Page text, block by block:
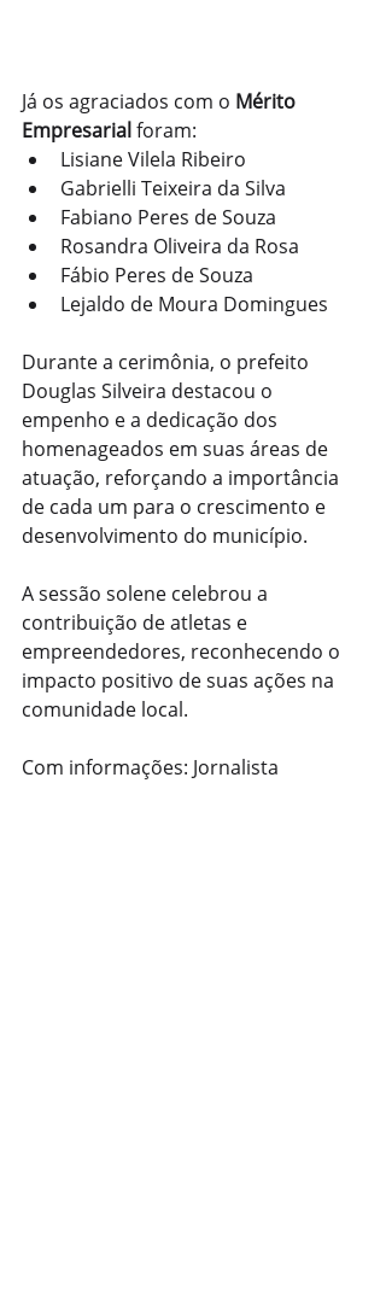
Já os agraciados com o Mérito
Empresarial foram:
Lisiane Vilela Ribeiro
Gabrielli Teixeira da Silva
Fabiano Peres de Souza
Rosandra Oliveira da Rosa
Fábio Peres de Souza
Lejaldo de Moura Domingues
Durante a cerimônia, o prefeito
Douglas Silveira destacou o
empenho e a dedicação dos
homenageados em suas áreas de
atuação, reforçando a importância
de cada um para o crescimento e
desenvolvimento do município.
A sessão solene celebrou a
contribuição de atletas e
empreendedores, reconhecendo o
impacto positivo de suas ações na
comunidade local.
Com informações: Jornalista